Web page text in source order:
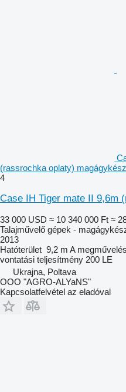
(rassrochka oplaty)
4
Case IH Tiger mate II 9,6m
33 000 USD ≈ 10 340 000 Ft ≈
Talajművelő gépek -
2013
Hatóterület 9,2 m A
vontatási teljesítmény 200 LE
Ukrajna, Poltava
OOO "AGRO-ALYaNS"
Kapcsolatfelvétel az eladóval